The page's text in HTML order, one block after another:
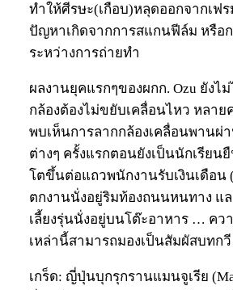
ทำให้ศีรษะ(เกือบ)หลุดออกจากเฟ
ปัญหาเกิดจากการสแกนฟีล์ม หรือ
ระหว่างการถ่ายทำ
ผลงานยุคแรกๆของผกก. Ozu ยังไ
กล้องต้องไม่ขยับเคลื่อนไหว หลาย
พบเห็นการลากกล้องเคลื่อนพานผ่
ต่างๆ ครั้งแรกตอนยังเป็นนักเรียน
โตขึ้นต่อแถวพนักงานรับเงินเดือน
ตกงานนั่งอยู่ริมท้องถนนหนทาง แ
เลี้ยงรุ่นนั่งอยู่บนโต๊ะอาหาร … คว
เหล่านี้สามารถมองเป็นสัมผัสบทกวี
เกร็ด: ญี่ปุ่นบุกรุกรานแมนจูเรีย